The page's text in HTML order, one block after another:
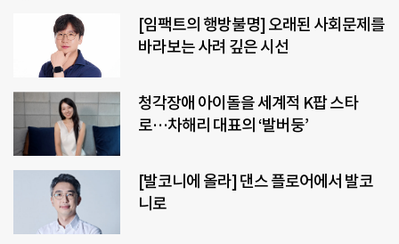
[임팩트의 행방불명] 오래된 사회문제를
바라보는 사려 깊은 시선
청각장애 아이돌을 세계적 K팝 스타
로…차해리 대표의 ‘발버둥’
[발코니에 올라] 댄스 플로어에서 발코
니로